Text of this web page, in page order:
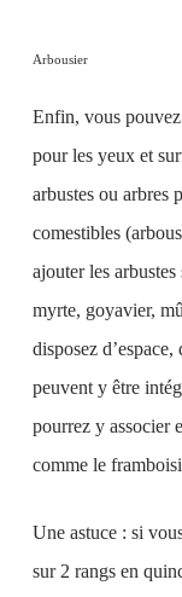
Arbousier
Enfin, vous
pour les yeux et
arbustes ou arbres
comestibles
ajouter les
myrte, goyavier,
disposez
peuvent y être
pourrez y associer
comme le
Une astuce : si
sur 2 rangs en